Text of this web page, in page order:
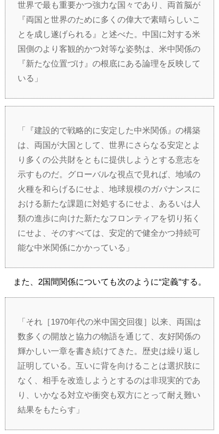
世界で最も重要かつ強力な国々であり、両首脳が
『両国と世界のために多くの偉大で素晴らしいこ
とを成し遂げられる』と述べた。中国に対する米
国側のより客観的かつ対等な姿勢は、米中関係の
『新たな位置づけ』の根底にある論理を反映して
いる」
「『建設的で戦略的に安定した中米関係』の構築
は、両国が大国として、世界にさらなる安定とよ
り多くの公共財をともに提供しようとする意志を
示すものだ。グローバルな視点で見れば、地域の
火種を和らげるにせよ、地球規模のガバナンスに
おける新たな課題に対処するにせよ、あるいは人
類の進歩に向けた新たなフロンティアを切り拓く
にせよ、そのすべては、安定的で健全かつ持続可
能な中米関係にかかっている」
また、2国間関係についても次のように“定義"する。
「それ［1970年代の米中国交回復］以来、両国は
数多くの開放と協力の物語を通じて、友好関係の
輝かしい一章を書き続けてきた。歴史は繰り返し
証明している。互いに背を向けることは選択肢に
なく、相手を改造しようとするのは非現実的であ
り、いかなる対立や衝突も双方にとって耐え難い
結果をもたらす」